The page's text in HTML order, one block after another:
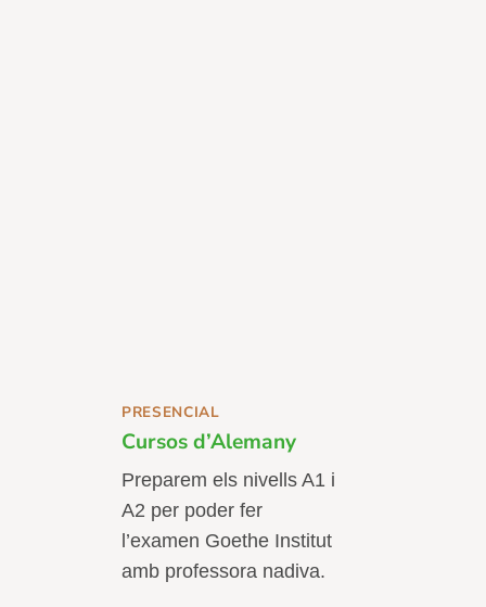
PRESENCIAL
Cursos d’Alemany
Preparem els nivells A1 i
A2 per poder fer
l’examen Goethe Institut
amb professora nadiva.